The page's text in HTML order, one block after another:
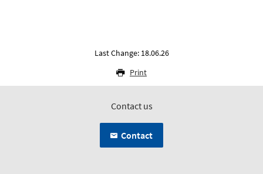
Last Change: 18.06.26
Print
Contact us
Contact